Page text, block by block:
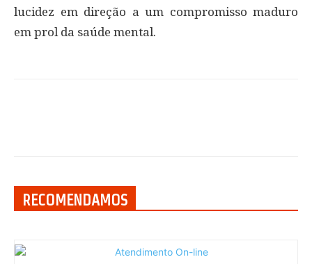
lucidez em direção a um compromisso maduro
em prol da saúde mental.
RECOMENDAMOS